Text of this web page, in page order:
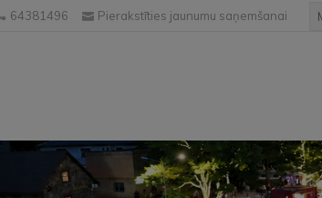
64381496 Pierakstīties jaunumu saņemšanai